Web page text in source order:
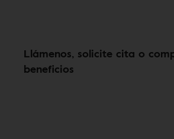
Llámenos, solicite cita o
beneficios